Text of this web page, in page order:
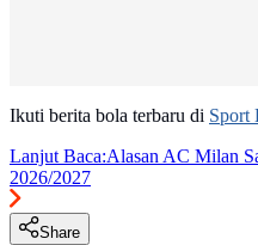
Ikuti berita bola terbaru di Sport
Lanjut Baca:Alasan AC Milan
2026/2027
Share